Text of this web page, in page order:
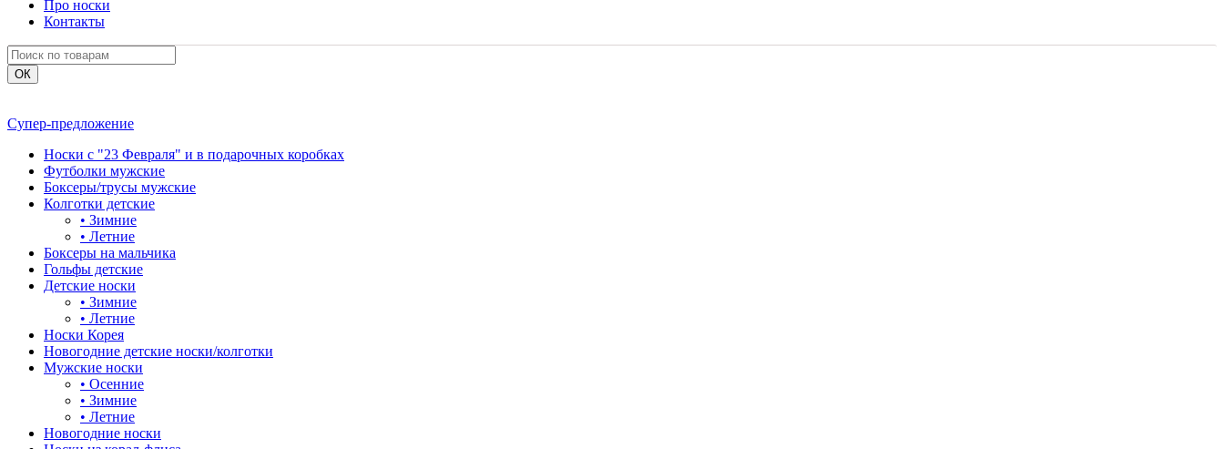
Про носки
Контакты
Супер-предложение
Носки с "23 Февраля" и в подарочных коробках
Футболки мужские
Боксеры/трусы мужские
Колготки детские
• Зимние
• Летние
Боксеры на мальчика
Гольфы детские
Детские носки
• Зимние
• Летние
Носки Корея
Новогодние детские носки/колготки
Мужские носки
• Осенние
• Зимние
• Летние
Новогодние носки